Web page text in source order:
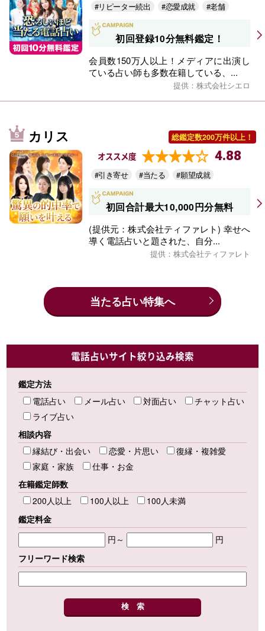
#リピーター続出 #恋愛成就 #老舗
初回登録10分無料鑑定！
会員数150万人以上！メディアに出演し
ている占い師も多数在籍している、...
提供：株式会社シエロ
カリス 総鑑定数200万件以上！
オススメ度 4.88
#引き寄せ #当たる #願望成就
初回合計最大10,000円分無料
(提供元：株式会社ティファレト) 幸せへ
導く電話占いと題された、自分...
提供：株式会社ティファレト
当たる占い特集へ
電話占いサイト絞り込み検索
鑑定方法
電話占い
メール占い 対面占い
チャット占い
ライブ占い
相談内容
縁結び・出会い
恋愛・片思い
復縁・複雑愛
家庭・家族
仕事・お金
在籍鑑定師数
200人以上
100人以上
100人未満
鑑定料金
円～
円
フリーワード検索